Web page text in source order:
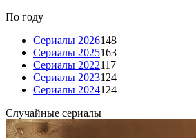
По году
Сериалы 2026148
Сериалы 2025163
Сериалы 2022117
Сериалы 2023124
Сериалы 2024124
Случайные сериалы